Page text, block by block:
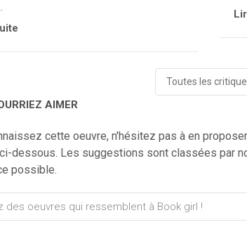
Toutes les
AIMER
cette oeuvre, n'hésitez pas à en
dessous. Les suggestions sont classées par
possible.